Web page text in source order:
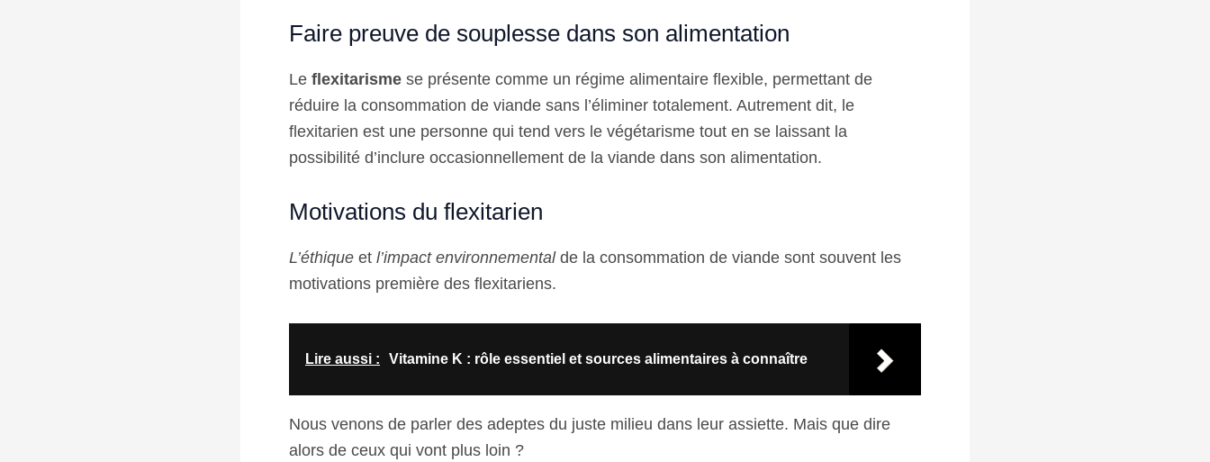
Faire preuve de souplesse dans son alimentation
Le flexitarisme se présente comme un régime alimentaire flexible, permettant de
réduire la consommation de viande sans l’éliminer totalement. Autrement dit, le
flexitarien est une personne qui tend vers le végétarisme tout en se laissant la
possibilité d’inclure occasionnellement de la viande dans son alimentation.
Motivations du flexitarien
L’éthique et l’impact environnementalde la consommation de viande sont souvent les
motivations première des flexitariens.
Lire aussi : Vitamine K : rôle essentiel et sources alimentaires à connaître
Nous venons de parler des adeptes du juste milieu dans leur assiette. Mais que dire
alors de ceux qui vont plus loin ?